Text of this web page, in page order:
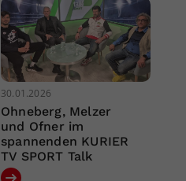
30.01.2026
Ohneberg, Melzer
und Ofner im
spannenden KURIER
TV SPORT Talk